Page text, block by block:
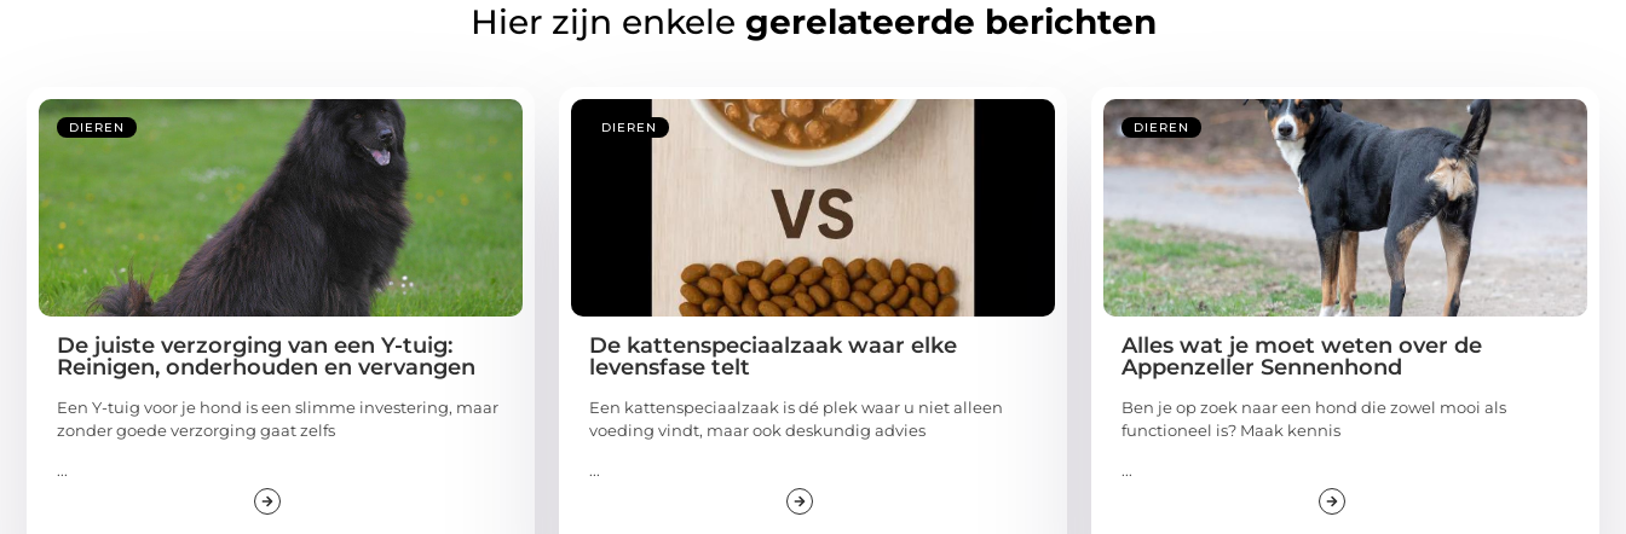
Hier zijn enkele gerelateerde berichten
DIEREN
De juiste verzorging van een Y-tuig:
Reinigen, onderhouden en vervangen
Een Y-tuig voor je hond is een slimme investering, maar
zonder goede verzorging gaat zelfs
...
DIEREN
De kattenspeciaalzaak waar elke
levensfase telt
Een kattenspeciaalzaak is dé plek waar u niet alleen
voeding vindt, maar ook deskundig advies
...
DIEREN
Alles wat je moet weten over de
Appenzeller Sennenhond
Ben je op zoek naar een hond die zowel mooi als
functioneel is? Maak kennis
...